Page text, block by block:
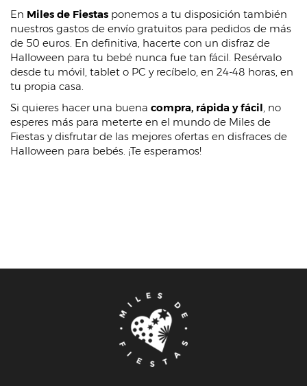
En Miles de Fiestas ponemos a tu disposición también
nuestros gastos de envío gratuitos para pedidos de más
de 50 euros. En definitiva, hacerte con un disfraz de
Halloween para tu bebé nunca fue tan fácil. Resérvalo
desde tu móvil, tablet o PC y recíbelo, en 24-48 horas, en
tu propia casa.
Si quieres hacer una buena compra, rápida y fácil, no
esperes más para meterte en el mundo de Miles de
Fiestas y disfrutar de las mejores ofertas en disfraces de
Halloween para bebés. ¡Te esperamos!